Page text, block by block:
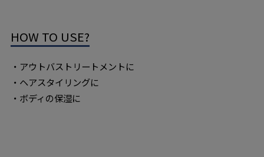
HOW TO USE?
・アウトバストリートメントに
・ヘアスタイリングに
・ボディの保湿に